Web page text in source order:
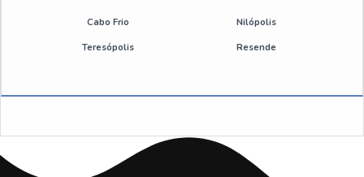
Tratamento de água para caldeira a vapor
Empresa de inspeção de caldeira em sp
Cabo Frio Nilópolis
Teresópolis Resende